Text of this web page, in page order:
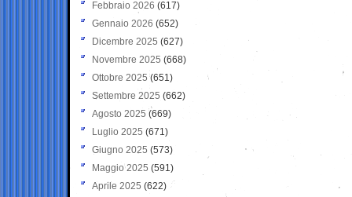
Febbraio 2026 (617)
Gennaio 2026 (652)
Dicembre 2025 (627)
Novembre 2025 (668)
Ottobre 2025 (651)
Settembre 2025 (662)
Agosto 2025 (669)
Luglio 2025 (671)
Giugno 2025 (573)
Maggio 2025 (591)
Aprile 2025 (622)